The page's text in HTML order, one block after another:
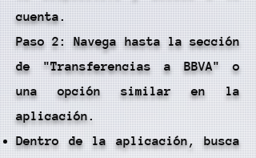
cuenta.
Paso 2: Navega hasta la sección
de "Transferencias a BBVA" o
una opción similar en la
aplicación.
Dentro de la aplicación, busca